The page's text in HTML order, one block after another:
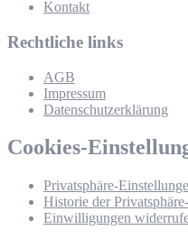
Kontakt
Rechtliche links
AGB
Impressum
Datenschutzerklärung
Cookies-
Privatsphäre-
Historie der
Einwilligungen